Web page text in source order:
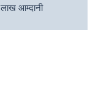
आम्दानी